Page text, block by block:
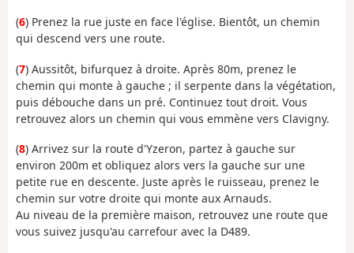
(6) Prenez la rue juste en face l'église. Bientôt, un chemin
qui descend vers une route.
(7) Aussitôt, bifurquez à droite. Après 80m, prenez le
chemin qui monte à gauche ; il serpente dans la végétation,
puis débouche dans un pré. Continuez tout droit. Vous
retrouvez alors un chemin qui vous emmène vers Clavigny.
(8) Arrivez sur la route d'Yzeron, partez à gauche sur
environ 200m et obliquez alors vers la gauche sur une
petite rue en descente. Juste après le ruisseau, prenez le
chemin sur votre droite qui monte aux Arnauds.
Au niveau de la première maison, retrouvez une route que
vous suivez jusqu'au carrefour avec la D489.